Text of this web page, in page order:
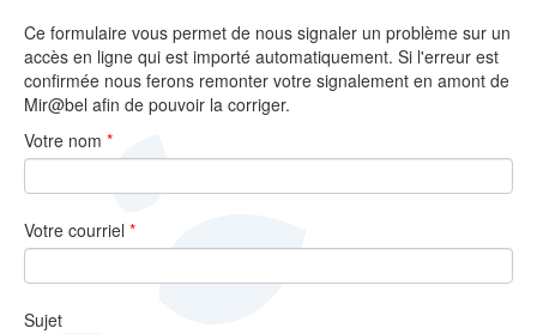
avancée
EN
ES
?
Ce formulaire vous permet de nous signaler un problème sur un
accès en ligne qui est importé automatiquement. Si l'erreur est
confirmée nous ferons remonter votre signalement en amont de
Mir@bel afin de pouvoir la corriger.
Votre nom *
Votre courriel *
Sujet